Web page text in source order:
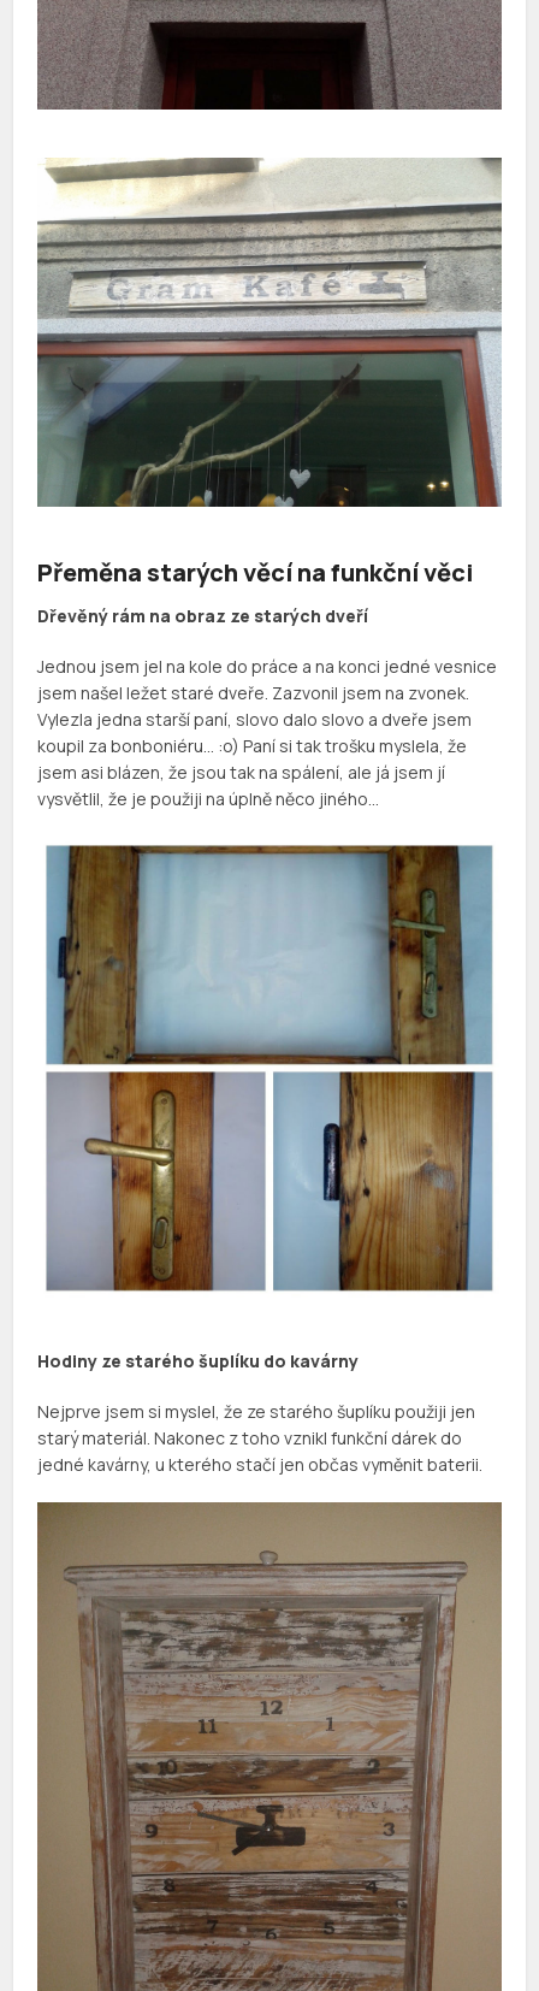
Přeměna starých věcí na funkční věci
Dřevěný rám na obraz ze starých dveří
Jednou jsem jel na kole do práce a na konci jedné vesnice
jsem našel ležet staré dveře. Zazvonil jsem na zvonek.
Vylezla jedna starší paní, slovo dalo slovo a dveře jsem
koupil za bonboniéru… :o) Paní si tak trošku myslela, že
jsem asi blázen, že jsou tak na spálení, ale já jsem jí
vysvětlil, že je použiji na úplně něco jiného…
Hodiny ze starého šuplíku do kavárny
Nejprve jsem si myslel, že ze starého šuplíku použiji jen
starý materiál. Nakonec z toho vznikl funkční dárek do
jedné kavárny, u kterého stačí jen občas vyměnit baterii.